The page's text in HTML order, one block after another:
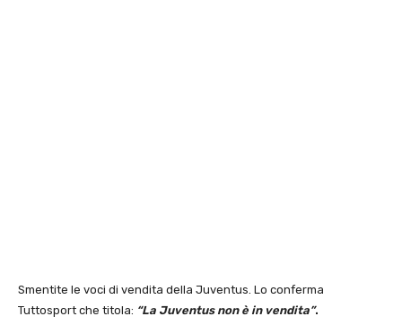
Smentite le voci di vendita della Juventus. Lo conferma
Tuttosport che titola: “La Juventus non è in vendita”.